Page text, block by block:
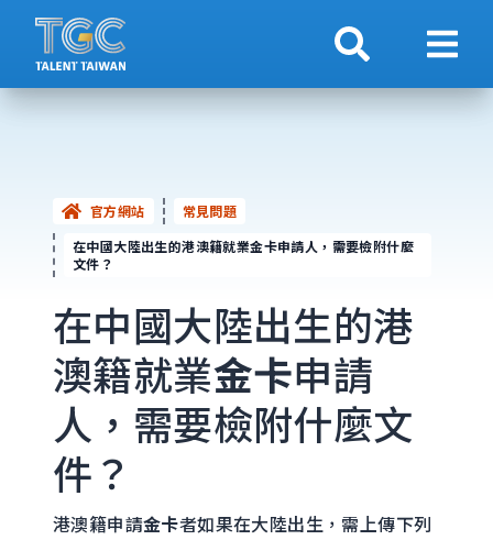
搜索 顯示
官方網站
常見問題
在中國大陸出生的港澳籍就業金卡申請人，需要檢附什麼
文件？
在中國大陸出生的港
澳籍就業金卡申請
人，需要檢附什麼文
件？
港澳籍申請金卡者如果在大陸出生，需上傳下列